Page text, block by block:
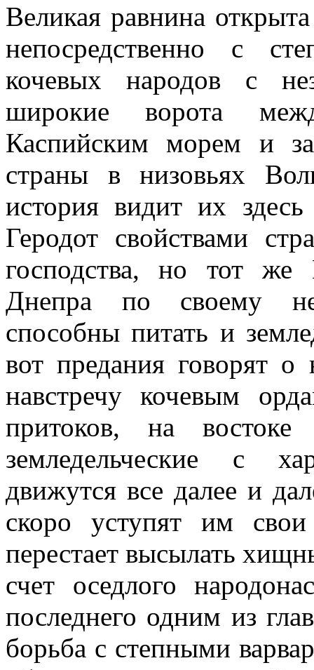
Великая равнина
непосредственно с
кочевых народов с
широкие ворота
Каспийским морем и
страны в низовьях
история видит их
Геродот свойствами
господства, но тот же
Днепра по своему
способны питать и
вот предания говорят
навстречу кочевым
притоков, на
земледельческие с
движутся все далее и
скоро уступят им
перестает высылать
счет оседлого
последнего одним из
борьба с степными